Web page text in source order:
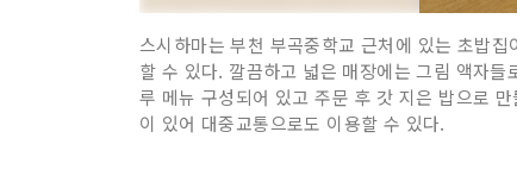
스시하마는 부천 부곡중학교 근처에 있는 초밥
할 수 있다. 깔끔하고 넓은 매장에는 그림 액자
루 메뉴 구성되어 있고 주문 후 갓 지은 밥으로
이 있어 대중교통으로도 이용할 수 있다.